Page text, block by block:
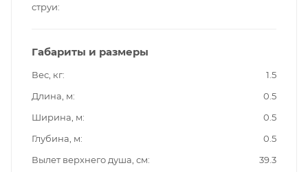
струи
Габариты и размеры
Вес, кг
1.5
Длина, м
0.5
Ширина, м
0.5
Глубина, м
0.5
Вылет верхнего душа, см
39.3